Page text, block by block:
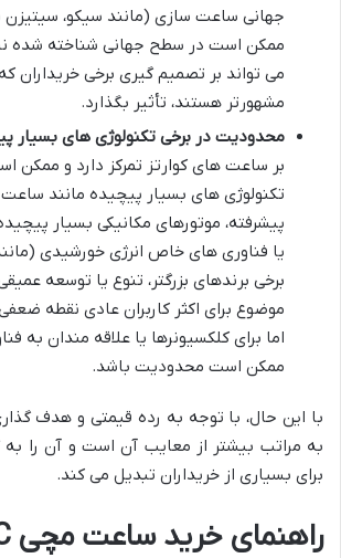
ممکن است در سطح جهانی شناخته شده
می تواند بر تصمیم گیری برخی خریداران
مشهورتر هستند، تأثیر بگذارد.
محدودیت در برخی تکنولوژی های بسیار
بر ساعت های کوارتز تمرکز دارد و ممکن
تکنولوژی های بسیار پیچیده مانند
پیشرفته، موتورهای مکانیکی بسیار
یا فناوری های خاص انرژی خورشیدی
برخی برندهای بزرگتر، تنوع یا توسعه
موضوع برای اکثر کاربران عادی نقطه
اما برای کلکسیونرها یا علاقه مندان به
ممکن است محدودیت باشد.
به مراتب بیشتر از معایب آن است و آن را به
برای بسیاری از خریداران تبدیل می کند.